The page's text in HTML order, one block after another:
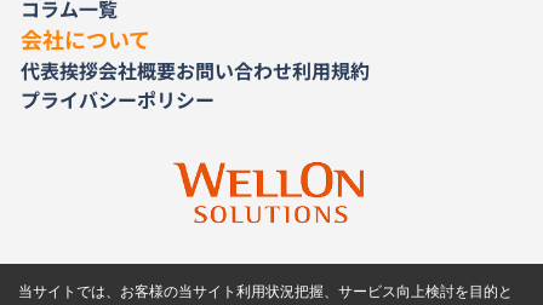
コラム一覧
会社について
代表挨拶会社概要お問い合わせ利用規約
プライバシーポリシー
当サイトでは、お客様の当サイト利用状況把握、サービス向上検討を目的と